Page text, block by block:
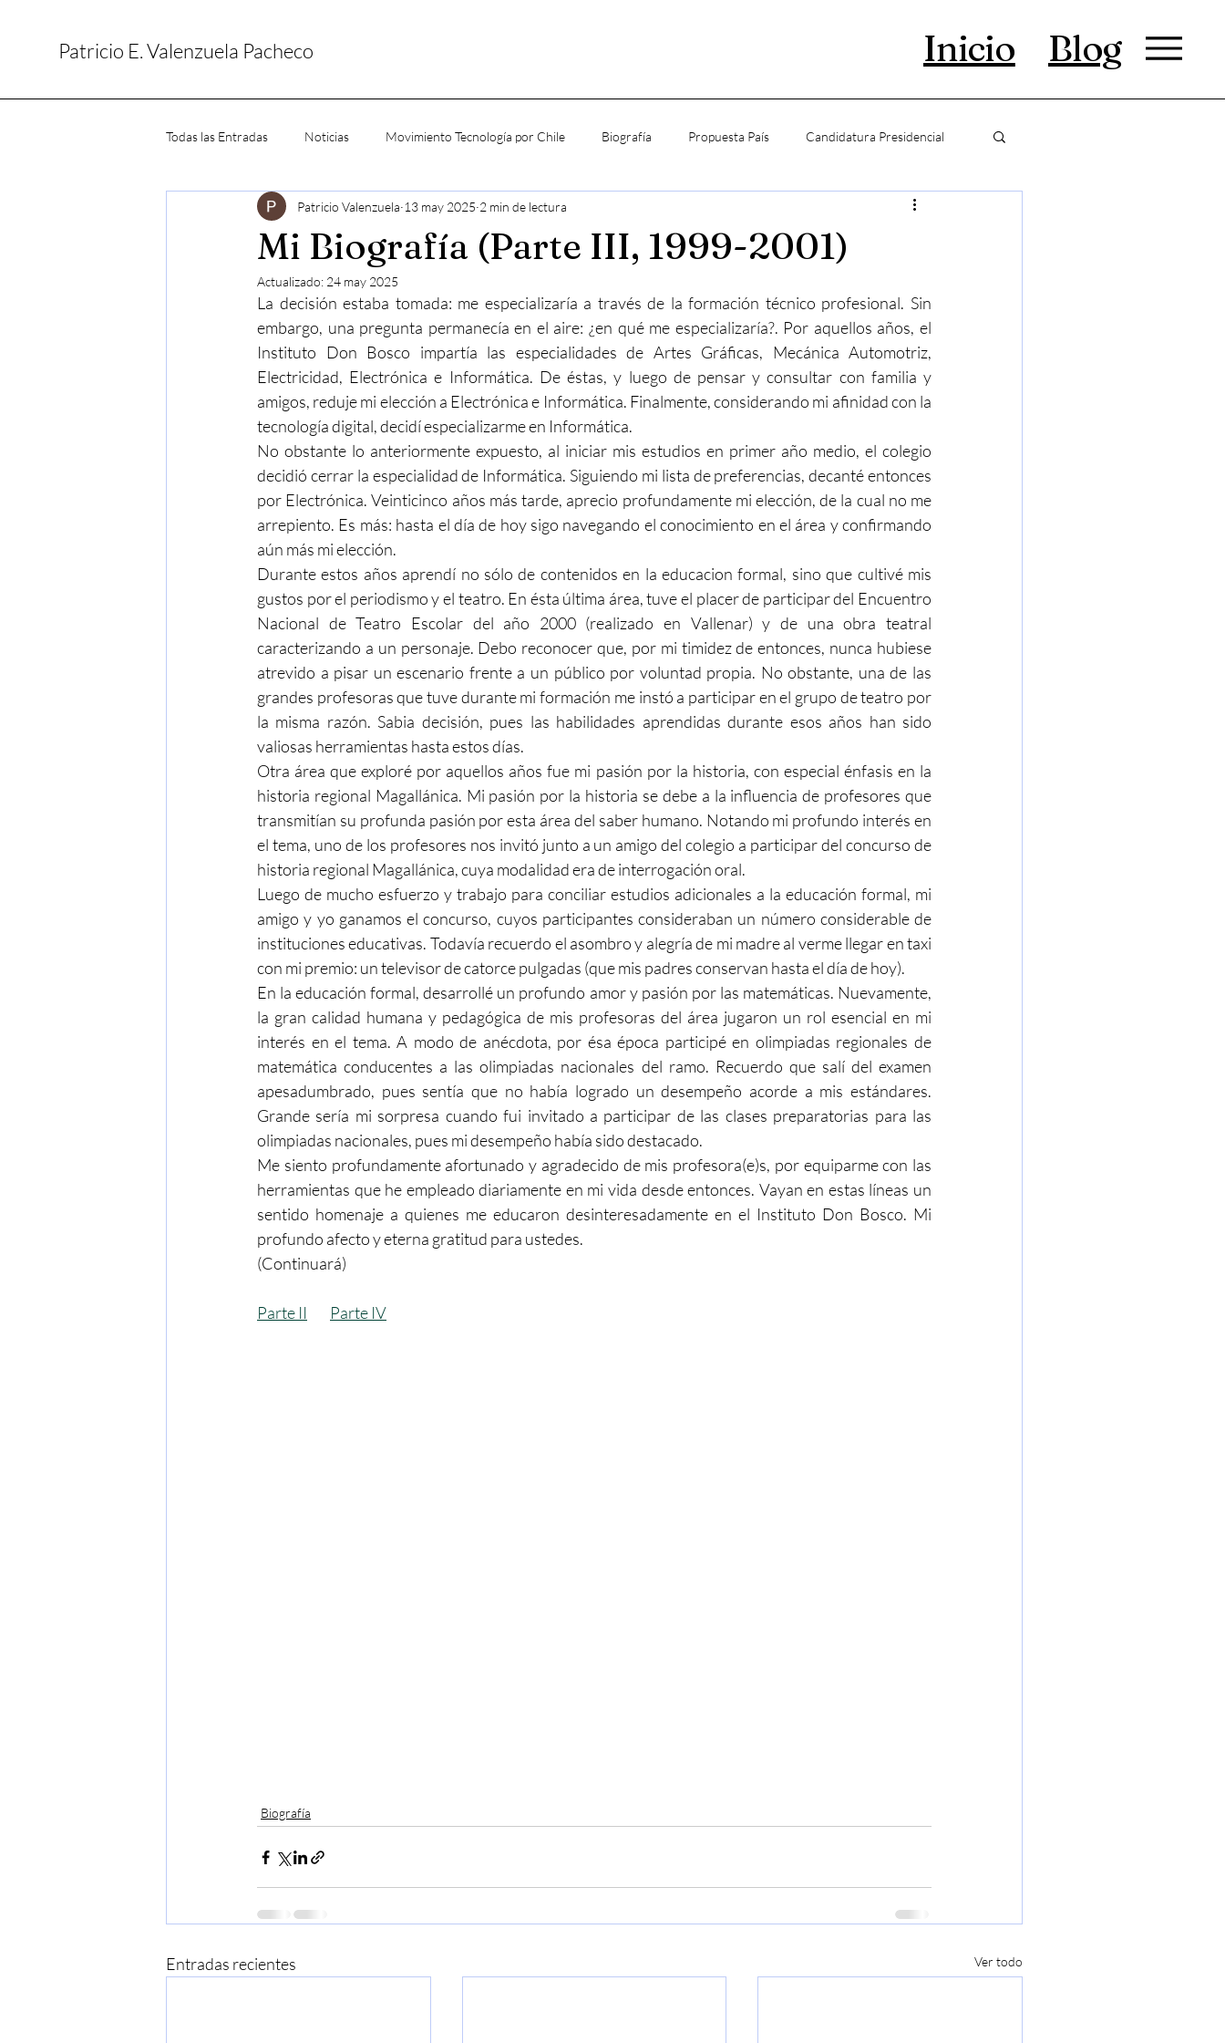
Patricio E. Valenzuela Pacheco Inicio Blog
Todas las Entradas Noticias Movimiento Tecnología por Chile Biografía Propuesta País Candidatura Presidencial
Mi Biografía (Parte III, 1999-2001)
Patricio Valenzuela 13 may 2025 2 min de lectura
Actualizado: 24 may 2025
La decisión estaba tomada: me especializaría a través de la formación técnico profesional. Sin
embargo, una pregunta permanecía en el aire: ¿en qué me especializaría?. Por aquellos años, el
Instituto Don Bosco impartía las especialidades de Artes Gráficas, Mecánica Automotriz,
Electricidad, Electrónica e Informática. De éstas, y luego de pensar y consultar con familia y
amigos, reduje mi elección a Electrónica e Informática. Finalmente, considerando mi afinidad con la
tecnología digital, decidí especializarme en Informática.
No obstante lo anteriormente expuesto, al iniciar mis estudios en primer año medio, el colegio
decidió cerrar la especialidad de Informática. Siguiendo mi lista de preferencias, decanté entonces
por Electrónica. Veinticinco años más tarde, aprecio profundamente mi elección, de la cual no me
arrepiento. Es más: hasta el día de hoy sigo navegando el conocimiento en el área y confirmando
aún más mi elección.
Durante estos años aprendí no sólo de contenidos en la educacion formal, sino que cultivé mis
gustos por el periodismo y el teatro. En ésta última área, tuve el placer de participar del Encuentro
Nacional de Teatro Escolar del año 2000 (realizado en Vallenar) y de una obra teatral
caracterizando a un personaje. Debo reconocer que, por mi timidez de entonces, nunca hubiese
atrevido a pisar un escenario frente a un público por voluntad propia. No obstante, una de las
grandes profesoras que tuve durante mi formación me instó a participar en el grupo de teatro por
la misma razón. Sabia decisión, pues las habilidades aprendidas durante esos años han sido
valiosas herramientas hasta estos días.
Otra área que exploré por aquellos años fue mi pasión por la historia, con especial énfasis en la
historia regional Magallánica. Mi pasión por la historia se debe a la influencia de profesores que
transmitían su profunda pasión por esta área del saber humano. Notando mi profundo interés en
el tema, uno de los profesores nos invitó junto a un amigo del colegio a participar del concurso de
historia regional Magallánica, cuya modalidad era de interrogación oral.
Luego de mucho esfuerzo y trabajo para conciliar estudios adicionales a la educación formal, mi
amigo y yo ganamos el concurso, cuyos participantes consideraban un número considerable de
instituciones educativas. Todavía recuerdo el asombro y alegría de mi madre al verme llegar en taxi
con mi premio: un televisor de catorce pulgadas (que mis padres conservan hasta el día de hoy).
En la educación formal, desarrollé un profundo amor y pasión por las matemáticas. Nuevamente,
la gran calidad humana y pedagógica de mis profesoras del área jugaron un rol esencial en mi
interés en el tema. A modo de anécdota, por ésa época participé en olimpiadas regionales de
matemática conducentes a las olimpiadas nacionales del ramo. Recuerdo que salí del examen
apesadumbrado, pues sentía que no había logrado un desempeño acorde a mis estándares.
Grande sería mi sorpresa cuando fui invitado a participar de las clases preparatorias para las
olimpiadas nacionales, pues mi desempeño había sido destacado.
Me siento profundamente afortunado y agradecido de mis profesora(e)s, por equiparme con las
herramientas que he empleado diariamente en mi vida desde entonces. Vayan en estas líneas un
sentido homenaje a quienes me educaron desinteresadamente en el Instituto Don Bosco. Mi
profundo afecto y eterna gratitud para ustedes.
(Continuará)
Parte II Parte IV
Biografía
Entradas recientes Ver todo